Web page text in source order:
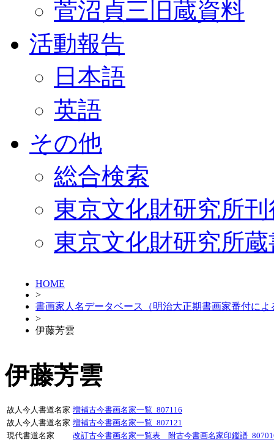
菅沼貞三旧蔵資料
活動報告
日本語
英語
その他
総合検索
東京文化財研究所
東京文化財研究所
HOME
>
書画家人名データベース（明治大正期書画家番付によ
>
伊藤芳雲
伊藤芳雲
故人今人書道名家 増補古今書画名家一覧_807116
故人今人書道名家 増補古今書画名家一覧_807121
現代書道名家
改訂古今書画名家一覧表 附古今書画名家印鑑譜